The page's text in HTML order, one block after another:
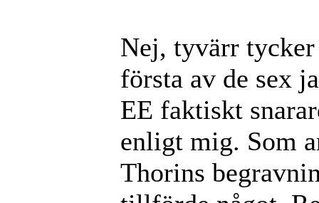
Nej, tyvärr
första av de sex
EE faktiskt
enligt mig. Som
Thorins